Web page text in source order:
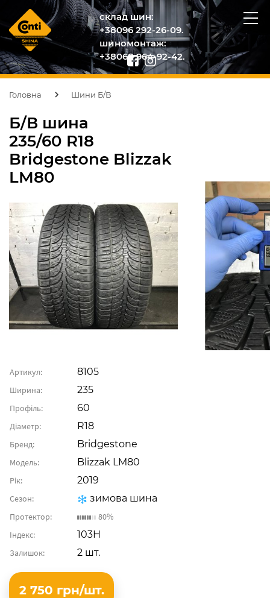
склад шин:
+38096 292-26-09.
шиномонтаж:
+38068 964-92-42.
Головна Шини Б/В
Б/В шина
235/60 R18
Bridgestone Blizzak
LM80
Артикул: 8105
Ширина: 235
Профіль: 60
Діаметр: R18
Бренд: Bridgestone
Модель: Blizzak LM80
Рік: 2019
Сезон: зимова шина
Протектор:
80%
Індекс:
103H
Залишок: 2 шт.
2 750 грн/шт.